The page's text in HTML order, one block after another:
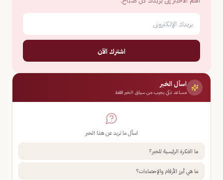
اشترك الآن
اسأل الخبر
مساعد ذكي يجيب من سياق الخبر فقط
اسأل ما تريد عن هذا الخبر
ما الفكرة الرئيسية للخبر؟
ما هي أبرز الأرقام والإحصاءات؟